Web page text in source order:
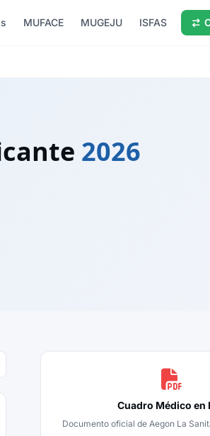
MUFACE MUGEJU ISFAS
2026
Cuadro Médico en
Documento oficial de Aegon La